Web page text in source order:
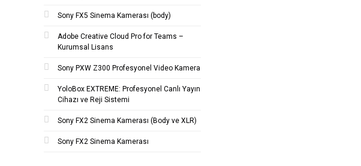
Sony FX5 Sinema Kamerası (body)
Adobe Creative Cloud Pro for Teams –
Kurumsal Lisans
Sony PXW Z300 Profesyonel Video Kamera
YoloBox EXTREME: Profesyonel Canlı Yayın
Cihazı ve Reji Sistemi
Sony FX2 Sinema Kamerası (Body ve XLR)
Sony FX2 Sinema Kamerası